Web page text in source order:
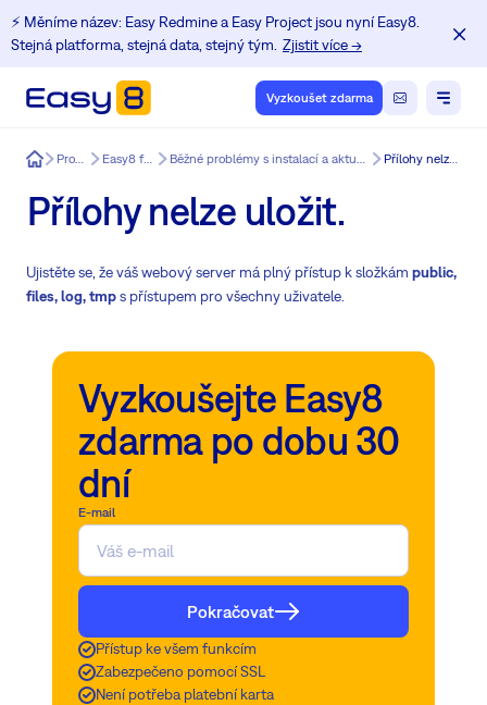
⚡️ Měníme název: Easy Redmine a Easy Project jsou nyní Easy8.
Stejná platforma, stejná data, stejný tým. Zjistit více →
Vyzkoušet zdarma
Easy8 Produkt Easy8 funkce Běžné problémy s instalací a aktualizací Redmine. Přílohy nelze uložit.
Přílohy nelze uložit.
Ujistěte se, že váš webový server má plný přístup k složkám public,
files, log, tmps přístupem pro všechny uživatele.
Vyzkoušejte Easy8
zdarma po dobu 30
dní
E-mail
Pokračovat
Přístup ke všem funkcím
Zabezpečeno pomocí SSL
Není potřeba platební karta